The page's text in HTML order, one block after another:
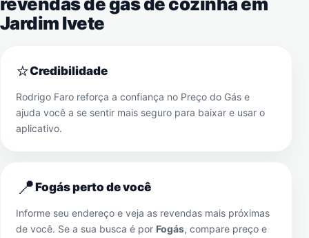
Jardim Ivete
⭐Credibilidade
Rodrigo Faro reforça a confiança no Preço do Gás e
ajuda você a se sentir mais seguro para baixar e usar o
aplicativo.
📍Fogás perto de você
Informe seu endereço e veja as revendas mais próximas
de você. Se a sua busca é por Fogás, compare preço e